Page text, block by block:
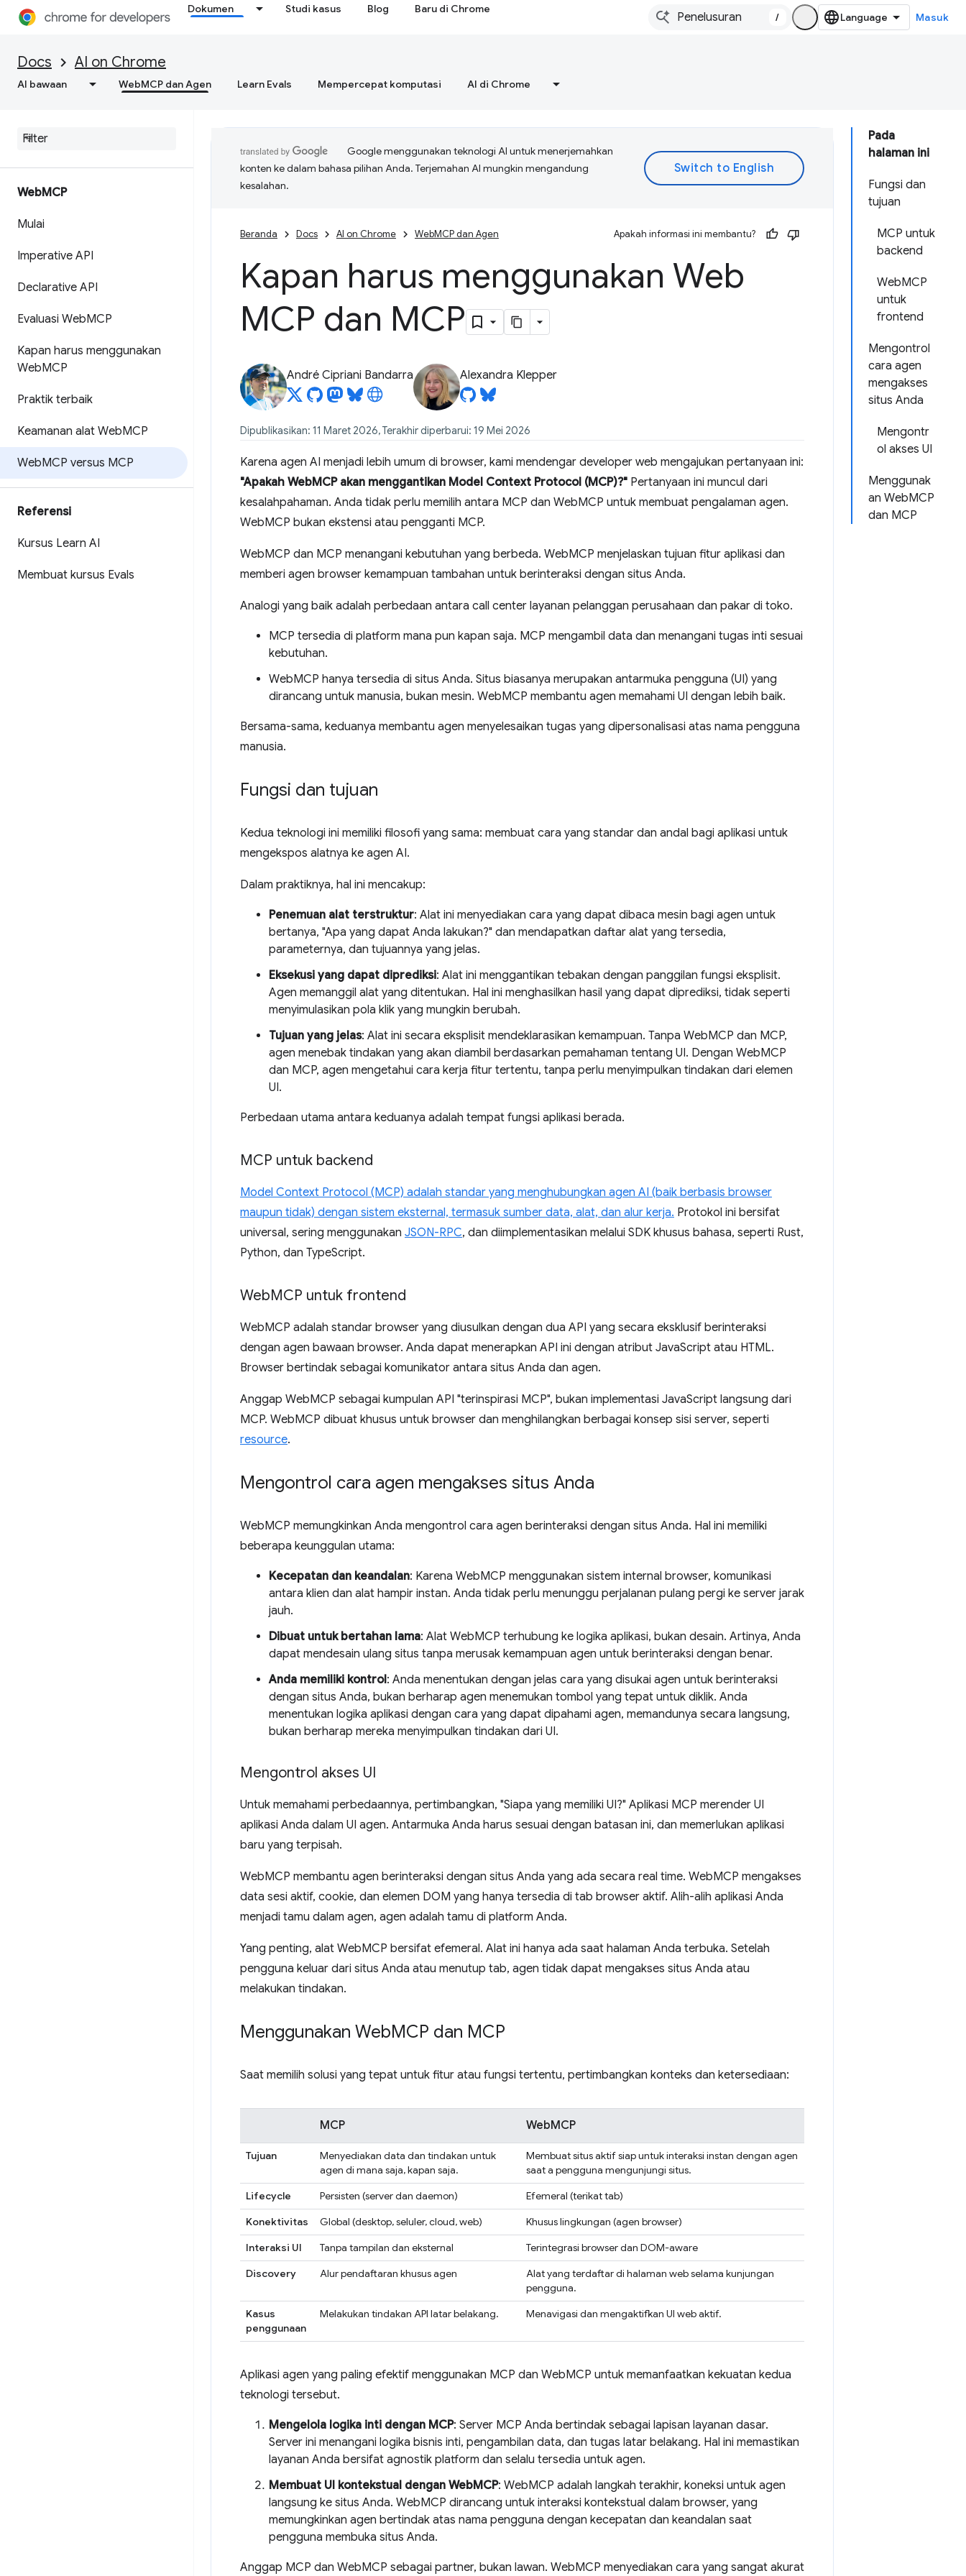
Dokumen Studi kasus Blog Baru di Chrome
/ Masuk
Docs AI on Chrome
AI bawaan WebMCP dan Agen Learn Evals Mempercepat komputasi AI di Chrome
WebMCP
Mulai
Imperative API
Declarative API
Evaluasi WebMCP
Kapan harus menggunakan
WebMCP
Praktik terbaik
Keamanan alat WebMCP
WebMCP versus MCP
Referensi
Kursus Learn AI
Membuat kursus Evals
Pada
halaman ini
Fungsi dan
tujuan
MCP untuk
backend
WebMCP
untuk
frontend
Mengontrol
cara agen
mengakses
situs Anda
Mengontr
ol akses UI
Menggunak
an WebMCP
dan MCP
Google menggunakan teknologi AI untuk menerjemahkan
konten ke dalam bahasa pilihan Anda. Terjemahan AI mungkin mengandung
kesalahan.
Beranda Docs AI on Chrome WebMCP dan Agen Apakah informasi ini membantu?
Kapan harus menggunakan Web
MCP dan MCP
André Cipriani Bandarra Alexandra Klepper
Dipublikasikan: 11 Maret 2026, Terakhir diperbarui: 19 Mei 2026
Karena agen AI menjadi lebih umum di browser, kami mendengar developer web mengajukan pertanyaan ini:
"Apakah WebMCP akan menggantikan Model Context Protocol (MCP)?" Pertanyaan ini muncul dari
kesalahpahaman. Anda tidak perlu memilih antara MCP dan WebMCP untuk membuat pengalaman agen.
WebMCP bukan ekstensi atau pengganti MCP.
WebMCP dan MCP menangani kebutuhan yang berbeda. WebMCP menjelaskan tujuan fitur aplikasi dan
memberi agen browser kemampuan tambahan untuk berinteraksi dengan situs Anda.
Analogi yang baik adalah perbedaan antara call center layanan pelanggan perusahaan dan pakar di toko.
MCP tersedia di platform mana pun kapan saja. MCP mengambil data dan menangani tugas inti sesuai
kebutuhan.
WebMCP hanya tersedia di situs Anda. Situs biasanya merupakan antarmuka pengguna (UI) yang
dirancang untuk manusia, bukan mesin. WebMCP membantu agen memahami UI dengan lebih baik.
Bersama-sama, keduanya membantu agen menyelesaikan tugas yang dipersonalisasi atas nama pengguna
manusia.
Fungsi dan tujuan
Kedua teknologi ini memiliki filosofi yang sama: membuat cara yang standar dan andal bagi aplikasi untuk
mengekspos alatnya ke agen AI.
Dalam praktiknya, hal ini mencakup:
Penemuan alat terstruktur: Alat ini menyediakan cara yang dapat dibaca mesin bagi agen untuk
bertanya, "Apa yang dapat Anda lakukan?" dan mendapatkan daftar alat yang tersedia,
parameternya, dan tujuannya yang jelas.
Eksekusi yang dapat diprediksi: Alat ini menggantikan tebakan dengan panggilan fungsi eksplisit.
Agen memanggil alat yang ditentukan. Hal ini menghasilkan hasil yang dapat diprediksi, tidak seperti
menyimulasikan pola klik yang mungkin berubah.
Tujuan yang jelas: Alat ini secara eksplisit mendeklarasikan kemampuan. Tanpa WebMCP dan MCP,
agen menebak tindakan yang akan diambil berdasarkan pemahaman tentang UI. Dengan WebMCP
dan MCP, agen mengetahui cara kerja fitur tertentu, tanpa perlu menyimpulkan tindakan dari elemen
UI.
Perbedaan utama antara keduanya adalah tempat fungsi aplikasi berada.
MCP untuk backend
Model Context Protocol (MCP) adalah standar yang menghubungkan agen AI (baik berbasis browser
maupun tidak) dengan sistem eksternal, termasuk sumber data, alat, dan alur kerja. Protokol ini bersifat
universal, sering menggunakan JSON-RPC, dan diimplementasikan melalui SDK khusus bahasa, seperti Rust,
Python, dan TypeScript.
WebMCP untuk frontend
WebMCP adalah standar browser yang diusulkan dengan dua API yang secara eksklusif berinteraksi
dengan agen bawaan browser. Anda dapat menerapkan API ini dengan atribut JavaScript atau HTML.
Browser bertindak sebagai komunikator antara situs Anda dan agen.
Anggap WebMCP sebagai kumpulan API "terinspirasi MCP", bukan implementasi JavaScript langsung dari
MCP. WebMCP dibuat khusus untuk browser dan menghilangkan berbagai konsep sisi server, seperti
resource.
Mengontrol cara agen mengakses situs Anda
WebMCP memungkinkan Anda mengontrol cara agen berinteraksi dengan situs Anda. Hal ini memiliki
beberapa keunggulan utama:
Kecepatan dan keandalan: Karena WebMCP menggunakan sistem internal browser, komunikasi
antara klien dan alat hampir instan. Anda tidak perlu menunggu perjalanan pulang pergi ke server jarak
jauh.
Dibuat untuk bertahan lama: Alat WebMCP terhubung ke logika aplikasi, bukan desain. Artinya, Anda
dapat mendesain ulang situs tanpa merusak kemampuan agen untuk berinteraksi dengan benar.
Anda memiliki kontrol: Anda menentukan dengan jelas cara yang disukai agen untuk berinteraksi
dengan situs Anda, bukan berharap agen menemukan tombol yang tepat untuk diklik. Anda
menentukan logika aplikasi dengan cara yang dapat dipahami agen, memandunya secara langsung,
bukan berharap mereka menyimpulkan tindakan dari UI.
Mengontrol akses UI
Untuk memahami perbedaannya, pertimbangkan, "Siapa yang memiliki UI?" Aplikasi MCP merender UI
aplikasi Anda dalam UI agen. Antarmuka Anda harus sesuai dengan batasan ini, dan memerlukan aplikasi
baru yang terpisah.
WebMCP membantu agen berinteraksi dengan situs Anda yang ada secara real time. WebMCP mengakses
data sesi aktif, cookie, dan elemen DOM yang hanya tersedia di tab browser aktif. Alih-alih aplikasi Anda
menjadi tamu dalam agen, agen adalah tamu di platform Anda.
Yang penting, alat WebMCP bersifat efemeral. Alat ini hanya ada saat halaman Anda terbuka. Setelah
pengguna keluar dari situs Anda atau menutup tab, agen tidak dapat mengakses situs Anda atau
melakukan tindakan.
Menggunakan WebMCP dan MCP
Saat memilih solusi yang tepat untuk fitur atau fungsi tertentu, pertimbangkan konteks dan ketersediaan:
MCP WebMCP
Tujuan
Menyediakan data dan tindakan untuk
agen di mana saja, kapan saja.
Membuat situs aktif siap untuk interaksi instan dengan agen
saat a pengguna mengunjungi situs.
Lifecycle
Persisten (server dan daemon)
Efemeral (terikat tab)
Konektivitas
Global (desktop, seluler, cloud, web)
Khusus lingkungan (agen browser)
Interaksi UI
Tanpa tampilan dan eksternal
Terintegrasi browser dan DOM-aware
Discovery
Alur pendaftaran khusus agen
Alat yang terdaftar di halaman web selama kunjungan
pengguna.
Kasus
penggunaan
Melakukan tindakan API latar belakang. Menavigasi dan mengaktifkan UI web aktif.
Aplikasi agen yang paling efektif menggunakan MCP dan WebMCP untuk memanfaatkan kekuatan kedua
teknologi tersebut.
Mengelola logika inti dengan MCP: Server MCP Anda bertindak sebagai lapisan layanan dasar.
Server ini menangani logika bisnis inti, pengambilan data, dan tugas latar belakang. Hal ini memastikan
layanan Anda bersifat agnostik platform dan selalu tersedia untuk agen.
Membuat UI kontekstual dengan WebMCP: WebMCP adalah langkah terakhir, koneksi untuk agen
langsung ke situs Anda. WebMCP dirancang untuk interaksi kontekstual dalam browser, yang
memungkinkan agen bertindak atas nama pengguna dengan kecepatan dan keandalan saat
pengguna membuka situs Anda.
Anggap MCP dan WebMCP sebagai partner, bukan lawan. WebMCP menyediakan cara yang sangat akurat